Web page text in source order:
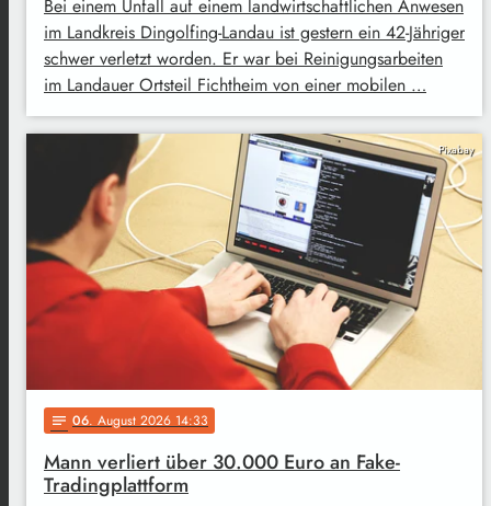
Bei einem Unfall auf einem landwirtschaftlichen Anwesen
im Landkreis Dingolfing-Landau ist gestern ein 42-Jähriger
schwer verletzt worden. Er war bei Reinigungsarbeiten
im Landauer Ortsteil Fichtheim von einer mobilen …
Pixabay
notes 06. August 2026 14:33
Mann verliert über 30.000 Euro an Fake-
Tradingplattform